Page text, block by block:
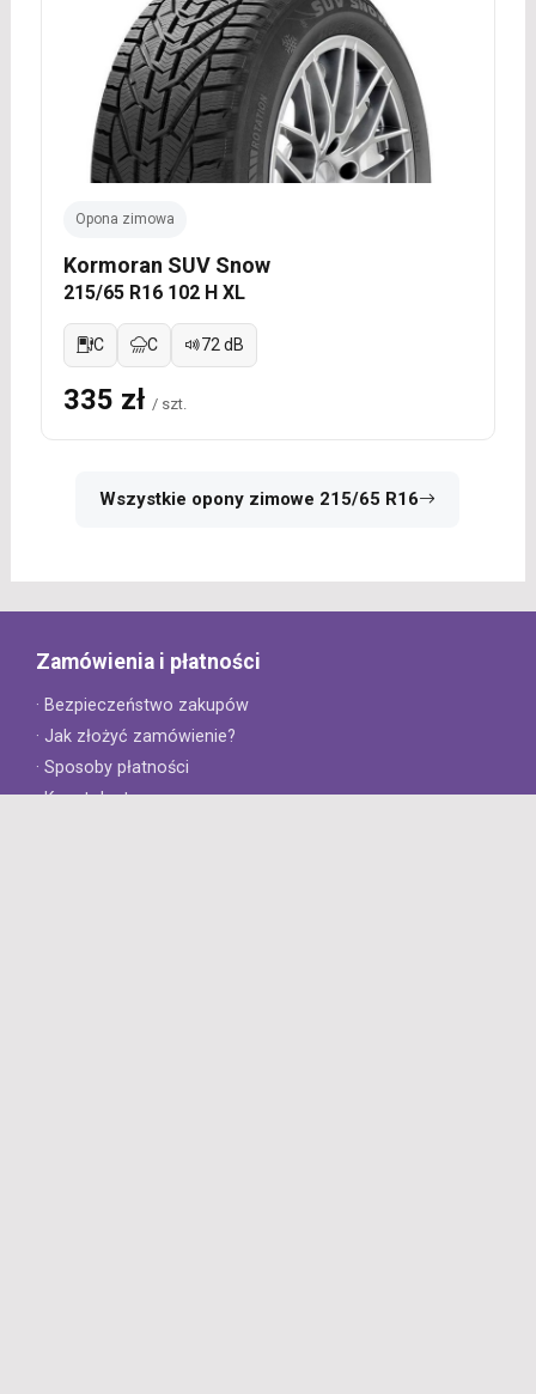
Opona zimowa
Kormoran SUV Snow
215/65 R16 102 H XL
C C 72 dB
335 zł / szt.
Wszystkie opony zimowe 215/65 R16
Zamówienia i płatności
· Bezpieczeństwo zakupów
· Jak złożyć zamówienie?
· Sposoby płatności
· Koszt dostawy